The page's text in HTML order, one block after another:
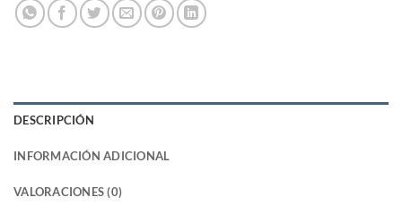
DESCRIPCIÓN
INFORMACIÓN ADICIONAL
VALORACIONES (0)